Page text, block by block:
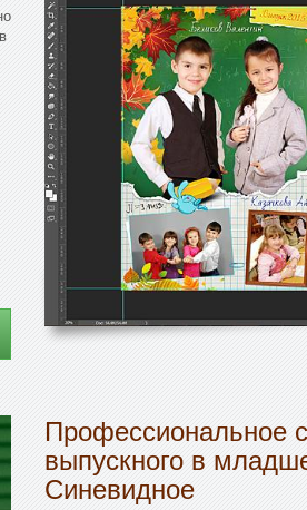
Профессиональное
выпускного в
Синевидное